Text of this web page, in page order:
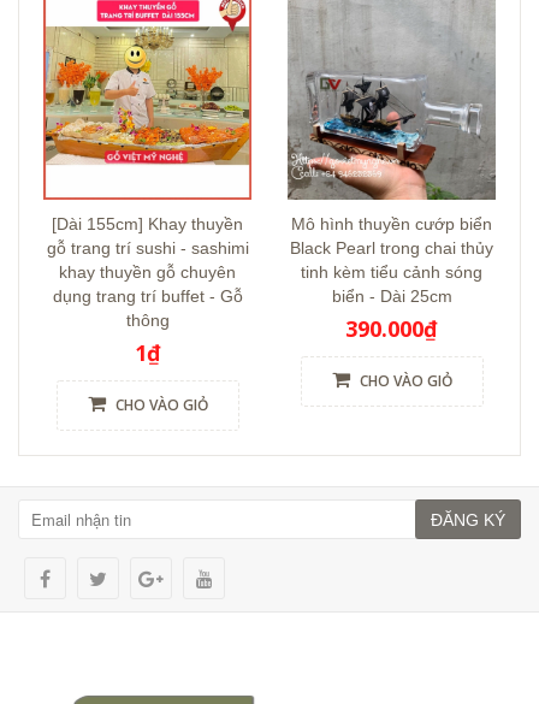
[Dài 155cm] Khay thuyền
gỗ trang trí sushi - sashimi
khay thuyền gỗ chuyên
dụng trang trí buffet - Gỗ
thông
1₫
CHO VÀO GIỎ
Mô hình thuyền cướp biển
Black Pearl trong chai thủy
tinh kèm tiểu cảnh sóng
biển - Dài 25cm
390.000₫
CHO VÀO GIỎ
ĐĂNG KÝ